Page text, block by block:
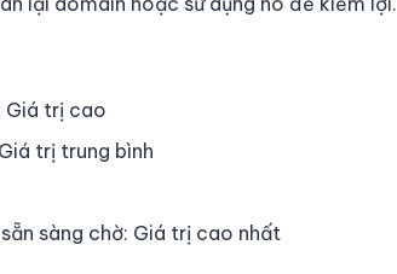
Giá trị cao
trị trung bình
sàng chờ: Giá trị cao nhất